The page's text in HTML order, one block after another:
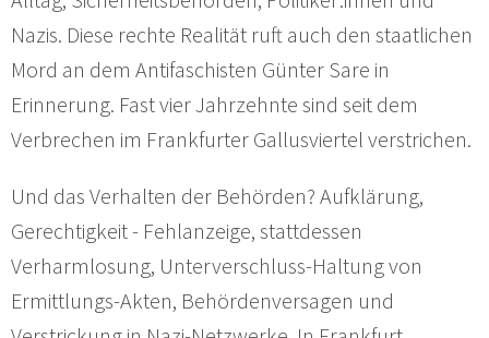
Nazis. Diese rechte Realität ruft auch den staatlichen
Mord an dem Antifaschisten Günter Sare in
Erinnerung. Fast vier Jahrzehnte sind seit dem
Verbrechen im Frankfurter Gallusviertel verstrichen.
Und das Verhalten der Behörden? Aufklärung,
Gerechtigkeit - Fehlanzeige, stattdessen
Verharmlosung, Unterverschluss-Haltung von
Ermittlungs-Akten, Behördenversagen und